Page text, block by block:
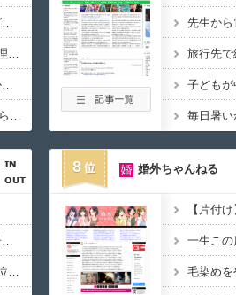
【絶望】嫁のバイト仲間が家で終電逃した？リビングに男2人が寝てた理由ｗｗｗ
【深刻】7年間バーじン…彼の一言が今もトラウマな理由ｗｗｗｗ
【遺産トラブル】昭和のボロ家を「リフォームしてから相続させろ」と義弟嫁が大暴言！義父ブチギレの結末がコレｗｗｗｗ
【衝撃】朝のコーヒーで上司に文句！？Aくんの信じられない要求とはｗｗｗｗ
【子どもを生んで一人前？】結婚相談所職員さん、子なし女性にド正論を述べてしまう…
【お寿司】一番お寿司が美味しいと思うスーパー 3位『ヤオコー』 2位『イオン』 1位は？
8 婚外ちゃんねる
【片付
一生こ
毛染めを